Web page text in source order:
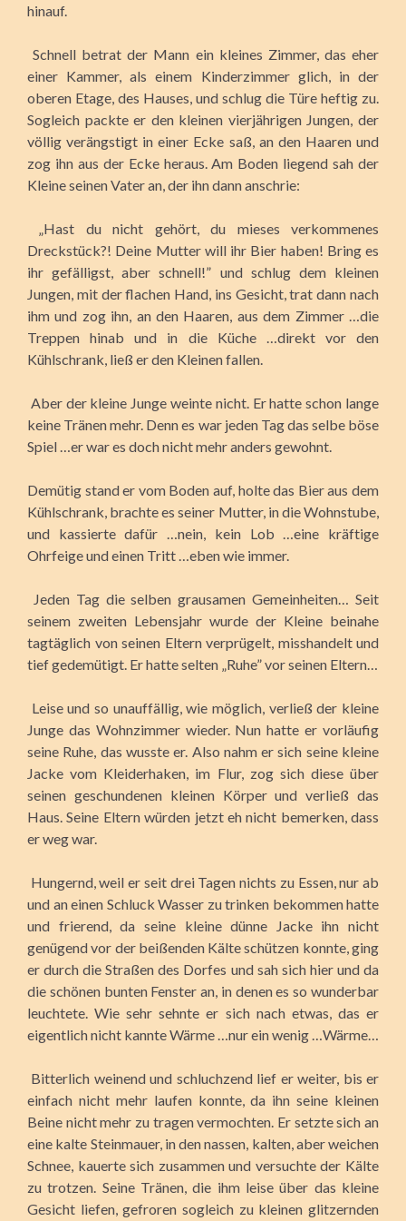
hinauf.
Schnell betrat der Mann ein kleines Zimmer, das eher
einer Kammer, als einem Kinderzimmer glich, in der
oberen Etage, des Hauses, und schlug die Türe heftig zu.
Sogleich packte er den kleinen vierjährigen Jungen, der
völlig verängstigt in einer Ecke saß, an den Haaren und
zog ihn aus der Ecke heraus. Am Boden liegend sah der
Kleine seinen Vater an, der ihn dann anschrie:
„Hast du nicht gehört, du mieses verkommenes
Dreckstück?! Deine Mutter will ihr Bier haben! Bring es
ihr gefälligst, aber schnell!” und schlug dem kleinen
Jungen, mit der flachen Hand, ins Gesicht, trat dann nach
ihm und zog ihn, an den Haaren, aus dem Zimmer …die
Treppen hinab und in die Küche …direkt vor den
Kühlschrank, ließ er den Kleinen fallen.
Aber der kleine Junge weinte nicht. Er hatte schon lange
keine Tränen mehr. Denn es war jeden Tag das selbe böse
Spiel …er war es doch nicht mehr anders gewohnt.
Demütig stand er vom Boden auf, holte das Bier aus dem
Kühlschrank, brachte es seiner Mutter, in die Wohnstube,
und kassierte dafür …nein, kein Lob …eine kräftige
Ohrfeige und einen Tritt …eben wie immer.
Jeden Tag die selben grausamen Gemeinheiten… Seit
seinem zweiten Lebensjahr wurde der Kleine beinahe
tagtäglich von seinen Eltern verprügelt, misshandelt und
tief gedemütigt. Er hatte selten „Ruhe” vor seinen Eltern…
Leise und so unauffällig, wie möglich, verließ der kleine
Junge das Wohnzimmer wieder. Nun hatte er vorläufig
seine Ruhe, das wusste er. Also nahm er sich seine kleine
Jacke vom Kleiderhaken, im Flur, zog sich diese über
seinen geschundenen kleinen Körper und verließ das
Haus. Seine Eltern würden jetzt eh nicht bemerken, dass
er weg war.
Hungernd, weil er seit drei Tagen nichts zu Essen, nur ab
und an einen Schluck Wasser zu trinken bekommen hatte
und frierend, da seine kleine dünne Jacke ihn nicht
genügend vor der beißenden Kälte schützen konnte, ging
er durch die Straßen des Dorfes und sah sich hier und da
die schönen bunten Fenster an, in denen es so wunderbar
leuchtete. Wie sehr sehnte er sich nach etwas, das er
eigentlich nicht kannte Wärme …nur ein wenig …Wärme…
Bitterlich weinend und schluchzend lief er weiter, bis er
einfach nicht mehr laufen konnte, da ihn seine kleinen
Beine nicht mehr zu tragen vermochten. Er setzte sich an
eine kalte Steinmauer, in den nassen, kalten, aber weichen
Schnee, kauerte sich zusammen und versuchte der Kälte
zu trotzen. Seine Tränen, die ihm leise über das kleine
Gesicht liefen, gefroren sogleich zu kleinen glitzernden